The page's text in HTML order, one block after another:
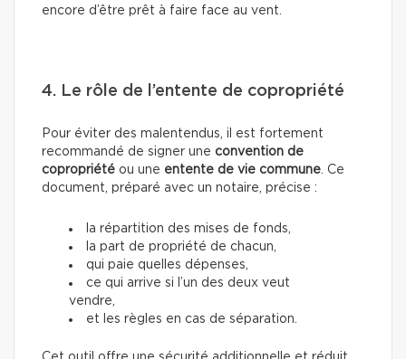
encore d’être prêt à faire face au vent.
4. Le rôle de l’entente de copropriété
Pour éviter des malentendus, il est fortement
recommandé de signer une convention de
copropriété ou une entente de vie commune . Ce
document, préparé avec un notaire, précise :
la répartition des mises de fonds,
la part de propriété de chacun,
qui paie quelles dépenses,
ce qui arrive si l’un des deux veut
vendre,
et les règles en cas de séparation.